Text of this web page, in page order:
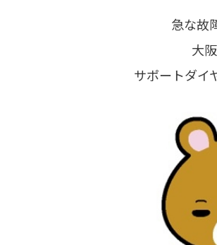
急な故
大
サポートダイ